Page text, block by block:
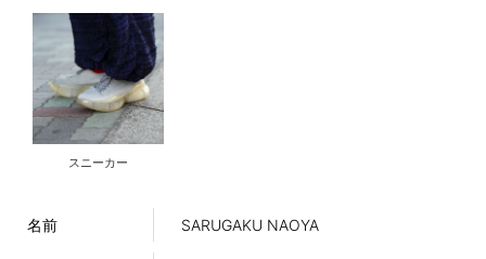
スニーカー
名前 SARUGAKU NAOYA